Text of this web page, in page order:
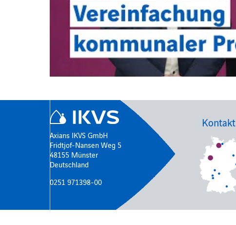
Axians IKVS GmbH
Fridtjof-Nansen Weg 5
48155 Münster
Deutschland
0251 971398-00
Kontakt